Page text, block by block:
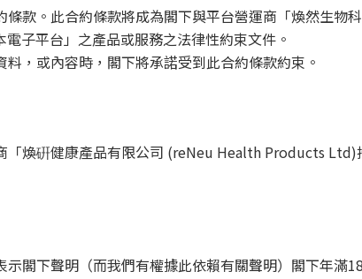
款。此合約條款將成為閣下與平台營運商「煥然生
子平台」之產品或服務之法律性約束文件。
，或內容時，閣下將承諾受到此合約條款約束。
「煥硏健康產品有限公司 (reNeu Health Products
閣下聲明（而我們有權據此依賴有關聲明）閣下年滿